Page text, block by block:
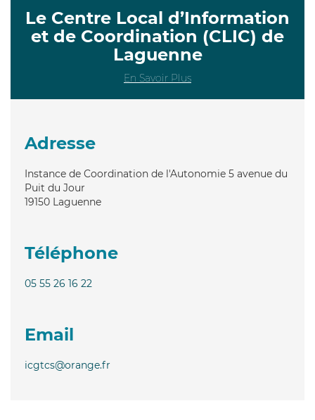
Le Centre Local d’Information
et de Coordination (CLIC) de
Laguenne
En Savoir Plus
Adresse
Instance de Coordination de l'Autonomie 5 avenue du
Puit du Jour
19150 Laguenne
Téléphone
05 55 26 16 22
Email
icgtcs@orange.fr